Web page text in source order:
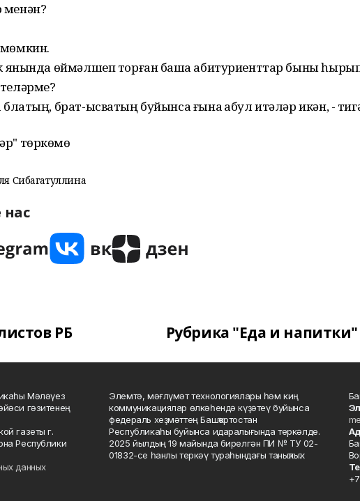
менән?
янында өймәлшеп торған башҡа абитуриенттар быны
блатың, брат-ысватың буйынса ғына ҡабул итәләр икән, -
төркөмө
Сибагатуллина
РБ Рубрика "Еда и напитки"
Мәләүез
гәзитенең
газеты г.
Республики
данных
Элемтә, мәғлүмәт технологиялары һәм киң
коммуникациялар өлкәһендә күҙәтеү буйынса
федераль хеҙмәттең Башҡортостан
Республикаһы буйынса идаралығында теркәлде.
2025 йылдың 19 майында бирелгән ПИ № ТУ 02-
01832-се һанлы теркәү тураһындағы таныҡлыҡ.